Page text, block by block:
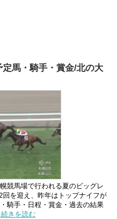
定馬・騎手・賞金/北の大
競馬場で行われる夏のビッグレ
を迎え、昨年はトップナイフが
騎手・日程・賞金・過去の結果
きを読む